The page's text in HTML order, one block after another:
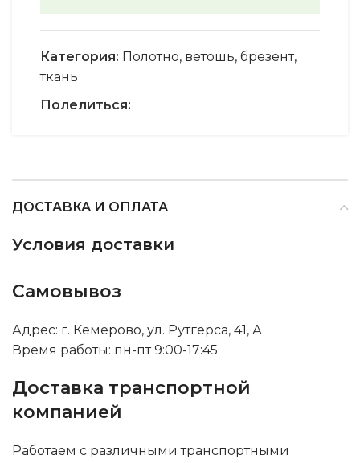
Категория: Полотно, ветошь, брезент,
ткань
Полелиться:
ДОСТАВКА И ОПЛАТА
Условия доставки
Самовывоз
Адрес: г. Кемерово, ул. Рутгерса, 41, А
Время работы: пн-пт 9:00-17:45
Доставка транспортной
компанией
Работаем с различными транспортными